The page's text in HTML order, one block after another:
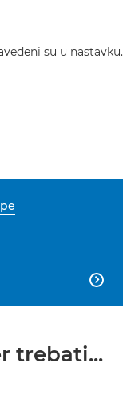
su u nastavku.

trebati...